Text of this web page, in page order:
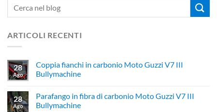
ARTICOLI RECENTI
28
Ago
Coppia fianchi in carbonio Moto Guzzi V7 III
Bullymachine
28
Ago
Parafango in fibra di carbonio Moto Guzzi V7 III
Bullymachine